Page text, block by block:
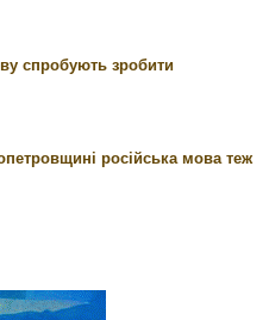
спробують зробити
російська мова теж